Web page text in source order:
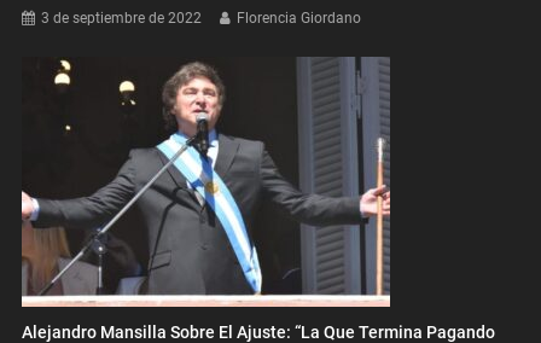
3 de septiembre de 2022 Florencia Giordano
Alejandro Mansilla Sobre El Ajuste: “La Que Termina Pagando